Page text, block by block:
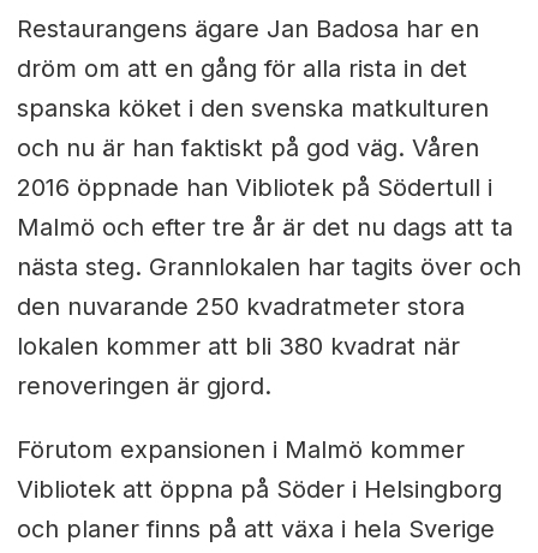
Restaurangens ägare Jan Badosa har en
dröm om att en gång för alla rista in det
spanska köket i den svenska matkulturen
och nu är han faktiskt på god väg. Våren
2016 öppnade han Vibliotek på Södertull i
Malmö och efter tre år är det nu dags att ta
nästa steg. Grannlokalen har tagits över och
den nuvarande 250 kvadratmeter stora
lokalen kommer att bli 380 kvadrat när
renoveringen är gjord.
Förutom expansionen i Malmö kommer
Vibliotek att öppna på Söder i Helsingborg
och planer finns på att växa i hela Sverige